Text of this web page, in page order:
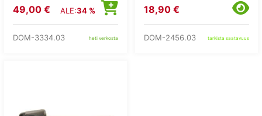
49,00 € ALE:34 %
DOM-3334.03 heti verkosta
18,90 €
DOM-2456.03 tarkista saatavuus